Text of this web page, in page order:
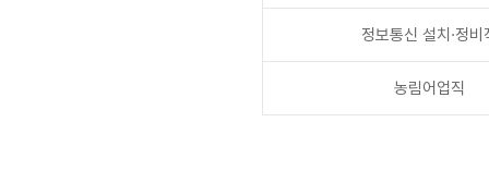
정보통신 설치·정비
농림어업직